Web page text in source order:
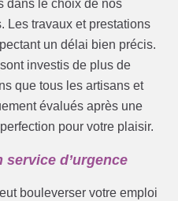
dans le choix de nos
Les travaux et prestations
un délai bien précis.
investis de plus de
que tous les artisans et
évalués après une
pour votre plaisir.
service d’urgence
bouleverser votre emploi